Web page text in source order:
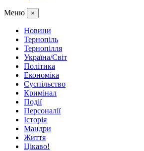
Меню ×
Новини
Тернопіль
Тернопілля
Україна/Світ
Політика
Економіка
Суспільство
Кримінал
Події
Персоналії
Історія
Мандри
Життя
Цікаво!